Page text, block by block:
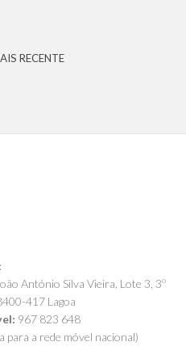
RECENTE
António Silva Vieira, Lote 3, 3º
417 Lagoa
967 823 648
para a rede móvel nacional)